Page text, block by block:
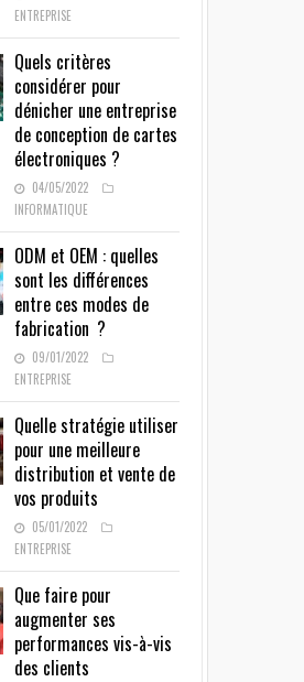
ENTREPRISE
Quels critères
considérer pour
dénicher une entreprise
de conception de cartes
électroniques ?
04/05/2022
INFORMATIQUE
ODM et OEM : quelles
sont les différences
entre ces modes de
fabrication ?
09/01/2022
ENTREPRISE
Quelle stratégie utiliser
pour une meilleure
distribution et vente de
vos produits
05/01/2022
ENTREPRISE
Que faire pour
augmenter ses
performances vis-à-vis
des clients